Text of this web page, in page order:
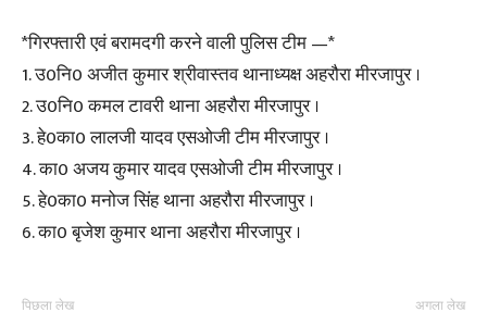
*गिरफ्तारी एवं बरामदगी करने वाली पुलिस टीम —*
1. उ0नि0 अजीत कुमार श्रीवास्तव थानाध्यक्ष अहरौरा मीरजापुर ।
2. उ0नि0 कमल टावरी थाना अहरौरा मीरजापुर ।
3. हे0का0 लालजी यादव एसओजी टीम मीरजापुर ।
4. का0 अजय कुमार यादव एसओजी टीम मीरजापुर ।
5. हे0का0 मनोज सिंह थाना अहरौरा मीरजापुर ।
6. का0 बृजेश कुमार थाना अहरौरा मीरजापुर ।
पिछला लेख अगला लेख